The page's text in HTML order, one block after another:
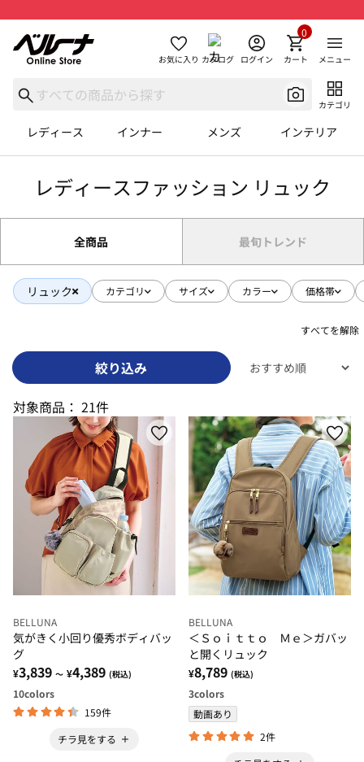
お気に入り カタログ ログイン カート
0
メニュー
カテゴリ
レディース インナー メンズ インテリア
レディースファッション リュック
全商品 最旬トレンド
リュック カテゴリ サイズ カラー 価格帯
すべてを解除
絞り込み
対象商品： 21件
BELLUNA
気がきく小回り優秀ボディバッ
グ
¥3,839 ～ ¥4,389 (税込)
10colors
159件
チラ見をする
BELLUNA
＜Ｓｏｉｔｔｏ Ｍｅ＞ガバッ
と開くリュック
¥8,789 (税込)
3colors
動画あり
2件